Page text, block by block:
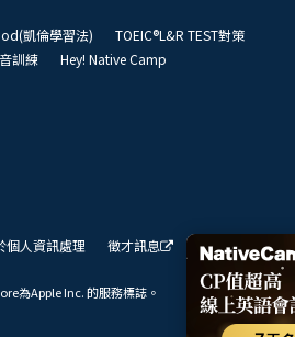
凱倫學習法)
TOEIC®L&R TEST對策
訓練 Hey! Native Camp
個人資訊處理 徵才訊息 我們的展望
為Apple Inc. 的服務標誌。